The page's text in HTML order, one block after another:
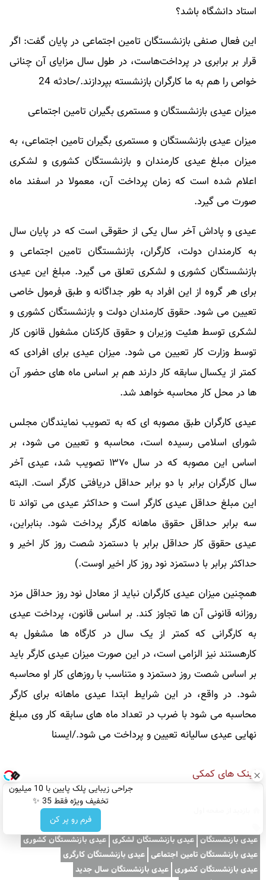
جراحی زیبایی پلک پایین با 10 میلیون
تخفیف ویژه فقط 35 ✨
فرم رو پر کن
استاد دانشگاه باشد؟
این فعال صنفی بازنشستگان تامین اجتماعی در پایان گفت: اگر
قرار بر برابری در پرداخت‌هاست، در طول سال مزایای آن چنانی
خواص را هم به ما کارگران بازنشسته بپردازند./حادثه 24
میزان عیدی بازنشستگان و مستمری بگیران تامین اجتماعی
میزان عیدی بازنشستگان و مستمری بگیران تامین اجتماعی، به
میزان مبلغ عیدی کارمندان و بازنشستگان کشوری و لشکری
اعلام شده است که زمان پرداخت آن، معمولا در اسفند ماه
صورت می گیرد.
عیدی و پاداش آخر سال یکی از حقوقی است که در پایان سال
به کارمندان دولت، کارگران، بازنشستگان تامین اجتماعی و
بازنشستگان کشوری و لشکری تعلق می گیرد. مبلغ این عیدی
برای هر گروه از این افراد به طور جداگانه و طبق فرمول خاصی
تعیین می شود. حقوق کارمندان دولت و بازنشستگان کشوری و
لشکری توسط هئیت وزیران و حقوق کارکنان مشغول قانون کار
توسط وزارت کار تعیین می شود. میزان عیدی برای افرادی که
کمتر از یکسال سابقه کار دارند هم بر اساس ماه های حضور آن
ها در محل کار محاسبه خواهد شد.
عیدی کارگران طبق مصوبه ای که به تصویب نمایندگان مجلس
شورای اسلامی رسیده است، محاسبه و تعیین می شود، بر
اساس این مصوبه که در سال ۱۳۷۰ تصویب شد، عیدی آخر
سال کارگران برابر با دو برابر حداقل دریافتی کارگر است. البته
این مبلغ حداقل عیدی کارگر است و حداکثر عیدی می تواند تا
سه برابر حداقل حقوق ماهانه کارگر پرداخت شود. بنابراین،
عیدی حقوق کار حداقل برابر با دستمزد شصت روز کار اخیر و
حداکثر برابر با دستمزد نود روز کار اخیر اوست.)
همچنین میزان عیدی کارگران نباید از معادل نود روز حداقل مزد
روزانه قانونی آن ها تجاوز کند. بر اساس قانون، پرداخت عیدی
به کارگرانی که کمتر از یک سال در کارگاه ها مشغول به
کارهستند نیز الزامی است، در این صورت میزان عیدی کارگر باید
بر اساس شصت روز دستمزد و متناسب با روزهای کار او محاسبه
شود. در واقع، در این شرایط ابتدا عیدی ماهانه برای کارگر
محاسبه می شود با ضرب در تعداد ماه های سابقه کار وی مبلغ
نهایی عیدی سالیانه تعیین و پرداخت می شود./ایسنا
لینک های کمکی
عیدی بازنشستگان عیدی بازنشستگان لشکری عیدی بازنشستگان کشوری
عیدی بازنشستگان تامین اجتماعی عیدی بازنشستگان کارگری
عیدی بازنشستگان کشوری عیدی بازنشستگان سال جدید